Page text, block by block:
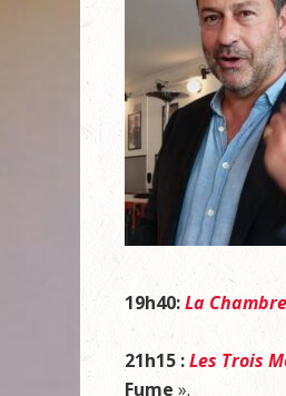
19h40:La
21h15 :Les Trois
Fume ».